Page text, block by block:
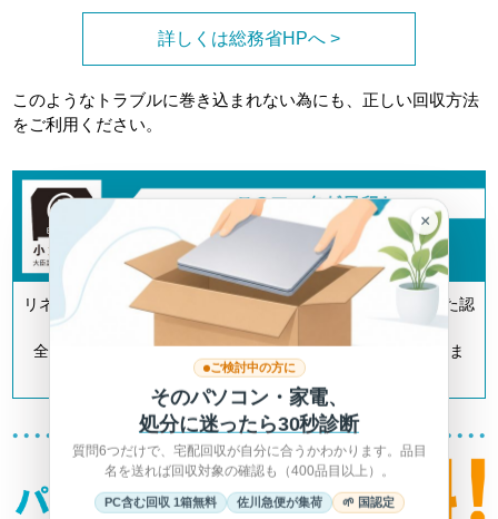
詳しくは総務省HPへ >
このようなトラブルに巻き込まれない為にも、正しい回収方法
をご利用ください。
リネットジャパンは「小型家電リサイクル法」の認定を受けた認
定事業者です。
全国700以上の自治体とも連携してリサイクルを推進していま
す。
×
ご検討中の方に
そのパソコン・家電、
処分に迷ったら30秒診断
質問6つだけで、宅配回収が自分に合うかわかります。品目
名を送れば回収対象の確認も（400品目以上）。
PC含む回収 1箱無料 佐川急便が集荷 🌱 国認定